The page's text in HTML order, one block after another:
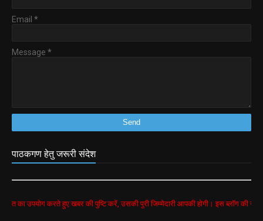
Email *
Message *
पाठकगण हेतु जरूरी संदेश
हुए खबर की पुष्टि करें, उसकी पुरी जिम्मेदारी आपकी होगी। इस ब्लॉग की सभी